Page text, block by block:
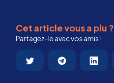
Cet article vous a plu ?
Partagez-le avec vos amis !